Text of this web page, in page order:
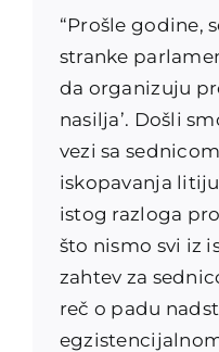
“Prošle godine,
stranke
da organizuju
nasilja’. Došli
vezi sa
iskopavanja
istog razloga
što nismo svi iz
zahtev za
reč o padu